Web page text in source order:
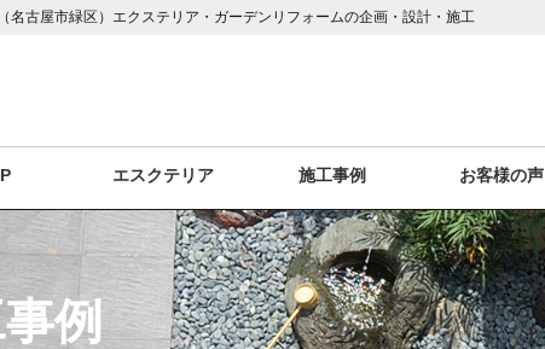
名古屋市緑区）エクステリア・ガーデンリフォームの企画・設計・施工
エスクテリア 施工事例 お客様の声
例